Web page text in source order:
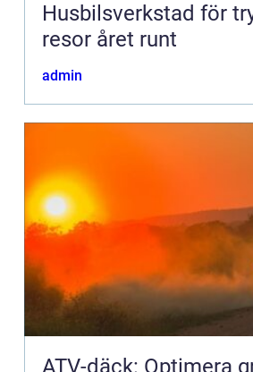
Husbilsverkstad för
resor året runt
admin
ATV-däck: Optimera